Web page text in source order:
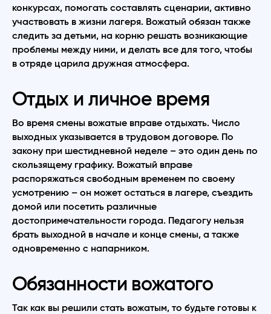
конкурсах, помогать составлять сценарии, активно
участвовать в жизни лагеря. Вожатый обязан также
следить за детьми, на корню решать возникающие
проблемы между ними, и делать все для того, чтобы
в отряде царила дружная атмосфера.
Отдых и личное время
Во время смены вожатые вправе отдыхать. Число
выходных указывается в трудовом договоре. По
закону при шестидневной неделе – это один день по
скользящему графику. Вожатый вправе
распоряжаться свободным временем по своему
усмотрению – он может остаться в лагере, съездить
домой или посетить различные
достопримечательности города. Педагогу нельзя
брать выходной в начале и конце смены, а также
одновременно с напарником.
Обязанности вожатого
Так как вы решили стать вожатым, то будьте готовы к